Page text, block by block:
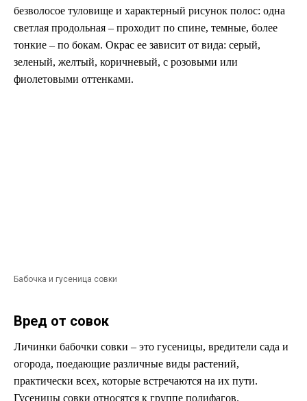
безволосое туловище и характерный рисунок полос: одна
светлая продольная – проходит по спине, темные, более
тонкие – по бокам. Окрас ее зависит от вида: серый,
зеленый, желтый, коричневый, с розовыми или
фиолетовыми оттенками.
Бабочка и гусеница совки
Вред от совок
Личинки бабочки совки – это гусеницы, вредители сада и
огорода, поедающие различные виды растений,
практически всех, которые встречаются на их пути.
Гусеницы совки относятся к группе полифагов.